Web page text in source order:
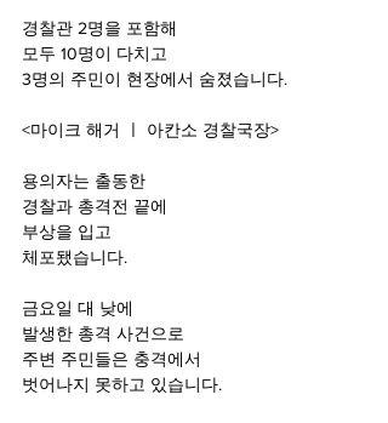
경찰관 2명을 포함해
모두 10명이 다치고
3명의 주민이 현장에서 숨졌습니다.
<마이크 해거 ㅣ 아칸소 경찰국장>
용의자는 출동한
경찰과 총격전 끝에
부상을 입고
체포됐습니다.
금요일 대 낮에
발생한 총격 사건으로
주변 주민들은 충격에서
벗어나지 못하고 있습니다.